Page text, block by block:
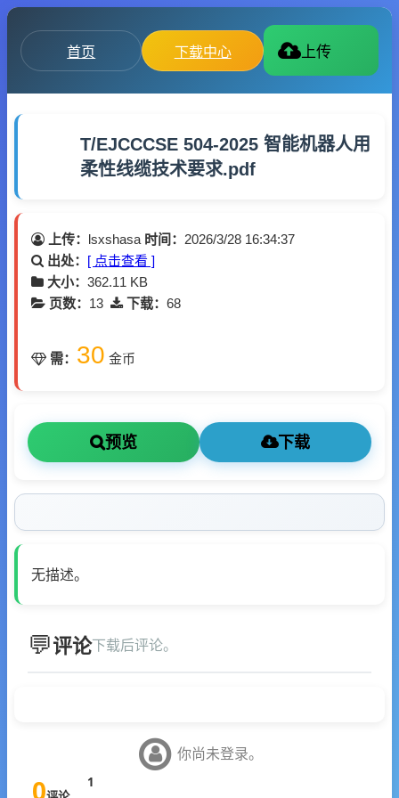
首页 下载中心 上传
T/EJCCCSE 504-2025 智能机器人用
柔性线缆技术要求.pdf
上传： lsxshasa 时间： 2026/3/28 16:34:37
出处： [ 点击查看 ]
大小： 362.11 KB
页数： 13 下载： 68
需： 30 金币
预览 下载
无描述。
评论下载后评论。
你尚未登录。
0 1